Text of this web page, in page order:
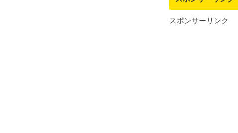
スポンサーリンク